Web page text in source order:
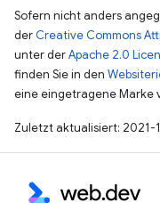
Sofern nicht anders
der Creative Commons
unter derApache 2.0
finden Sie in den
eine eingetragene Marke
Zuletzt aktualisiert: 2021-